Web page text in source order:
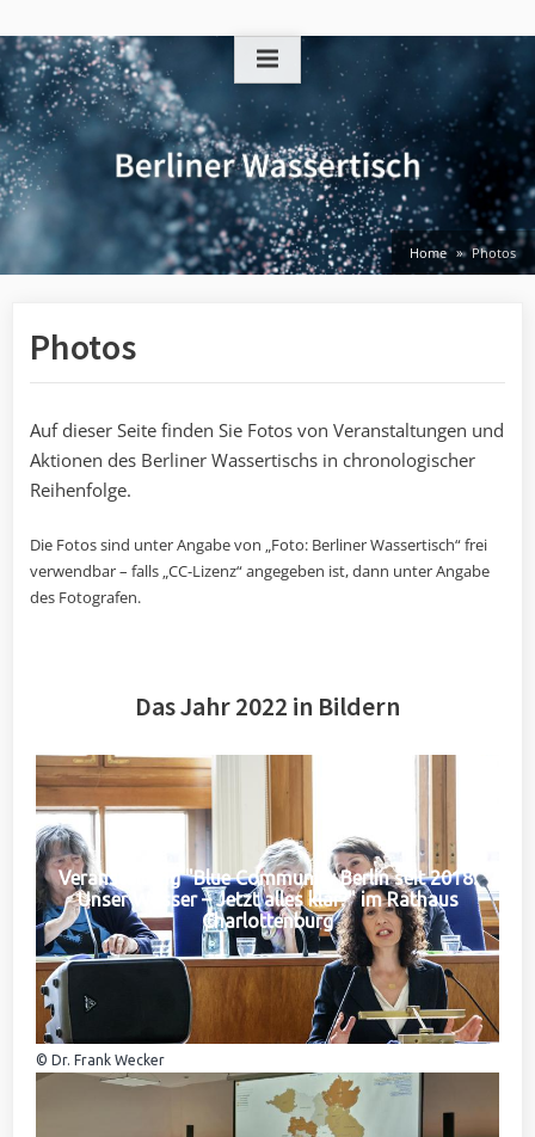
to
content
Home Photos
Photos
Auf dieser Seite finden Sie Fotos von Veranstaltungen und
Aktionen des Berliner Wassertischs in chronologischer
Reihenfolge.
Die Fotos sind unter Angabe von „Foto: Berliner Wassertisch“ frei
verwendbar – falls „CC-Lizenz“ angegeben ist, dann unter Angabe
des Fotografen.
Das Jahr 2022 in Bildern
Veranstaltung "Blue Community Berlin seit 2018:
Unser Wasser – Jetzt alles klar?" im Rathaus
Charlottenburg
© Dr. Frank Wecker